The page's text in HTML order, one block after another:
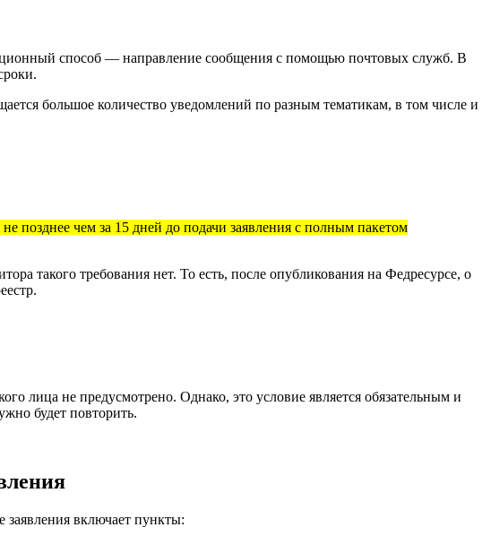
способ — направление сообщения с помощью почтовых служб. В
большое количество уведомлений по разным тематикам, в том числе и
позднее чем за 15 дней до подачи заявления с полным пакетом
такого требования нет. То есть, после опубликования на Федресурсе, о
лица не предусмотрено. Однако, это условие является обязательным и
будет повторить.
заявления включает пункты: